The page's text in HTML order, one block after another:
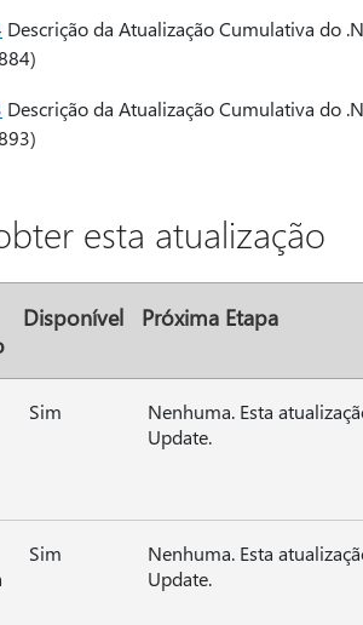
Descrição da Atualização Cumulativa do
Descrição da Atualização Cumulativa do
esta atualização
Disponível Próxima Etapa
Sim
Nenhuma. Esta
Update.
Sim
Nenhuma. Esta
Update.